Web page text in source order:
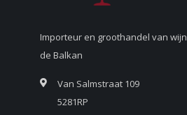
Importeur en groothandel van
de Balkan
Van Salmstraat 109
5281RP